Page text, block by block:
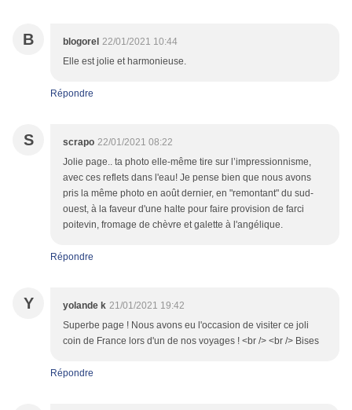
B blogorel 22/01/2021 10:44
Elle est jolie et harmonieuse.
Répondre
S scrapo 22/01/2021 08:22
Jolie page.. ta photo elle-même tire sur l’impressionnisme,
avec ces reflets dans l'eau! Je pense bien que nous avons
pris la même photo en août dernier, en "remontant" du sud-
ouest, à la faveur d'une halte pour faire provision de farci
poitevin, fromage de chèvre et galette à l'angélique.
Répondre
Y yolande k 21/01/2021 19:42
Superbe page ! Nous avons eu l'occasion de visiter ce joli
coin de France lors d'un de nos voyages ! <br /> <br /> Bises
Répondre